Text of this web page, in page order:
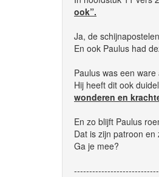
ook”.
Ja, de
En ook Paulus had
Paulus was een ware
Hij heeft dit ook
wonderen en
En zo blijft Paulus
Dat is zijn patroon
Ga je mee?